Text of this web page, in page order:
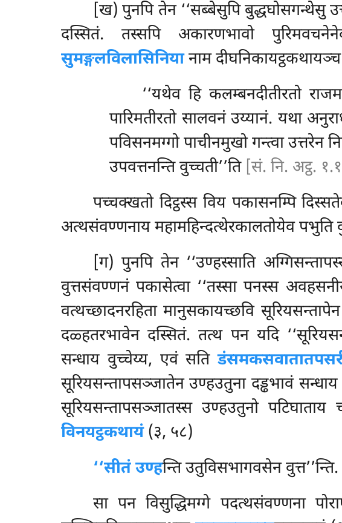
[ख) पुनपि तेन ‘‘सब्बेसुपि बुद्धघोसगन्थेसु
दस्सितं. तस्सपि अकारणभावो
सुमङ्गलविलासिनियानाम
‘‘यथेव हि कलम्बनदीतीरतो
पारिमतीरतो सालवनं उय्यानं. यथा
पविसनमग्गो पाचीनमुखो गन्त्वा उत्तरेन
उपवत्तनन्ति वुच्चती’’ति [सं. नि. अट्ठ.
पच्चक्खतो दिट्ठस्स विय पकासनम्पि
अत्थसंवण्णनाय महामहिन्दत्थेरकालतोयेव पभुति
[ग) पुनपि तेन ‘‘उण्हस्साति
वुत्तसंवण्णनं पकासेत्वा ‘‘तस्सा पनस्स
वत्थच्छादनरहिता मानुसकायच्छवि
दळ्हतरभावेन दस्सितं. तत्थ पन यदि
सन्धाय वुच्चेय्य, एवं सति
सूरियसन्तापसञ्जातेन उण्हउतुना दड्ढभावं
सूरियसन्तापसञ्जातस्स उण्हउतुनो पटिघाताय
विनयट्ठकथायं(३, ५८)
‘‘सीतं उण्हन्ति उतुविसभागवसेन वुत्त’’न्ति.
सा पन विसुद्धिमग्गे पदत्थसंवण्णना